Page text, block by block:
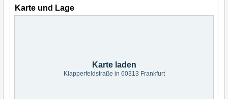
Karte und Lage
Karte laden
Klapperfeldstraße in 60313 Frankfurt